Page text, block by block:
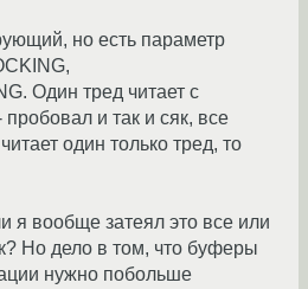
но есть параметр
Один тред читает с
пробовал и так и сяк, все
один только тред, то
я вообще затеял это все или
Но дело в том, что буферы
нужно побольше